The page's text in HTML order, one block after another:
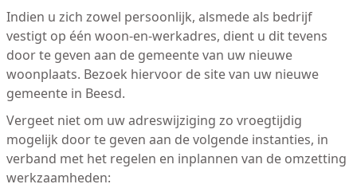
Indien u zich zowel persoonlijk, alsmede als bedrijf
vestigt op één woon-en-werkadres, dient u dit tevens
door te geven aan de gemeente van uw nieuwe
woonplaats. Bezoek hiervoor de site van uw nieuwe
gemeente in Beesd.
Vergeet niet om uw adreswijziging zo vroegtijdig
mogelijk door te geven aan de volgende instanties, in
verband met het regelen en inplannen van de omzetting
werkzaamheden: